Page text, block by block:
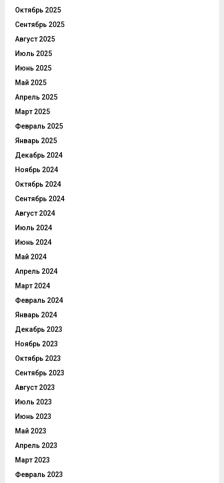
Октябрь 2025
Сентябрь 2025
Август 2025
Июль 2025
Июнь 2025
Май 2025
Апрель 2025
Март 2025
Февраль 2025
Январь 2025
Декабрь 2024
Ноябрь 2024
Октябрь 2024
Сентябрь 2024
Август 2024
Июль 2024
Июнь 2024
Май 2024
Апрель 2024
Март 2024
Февраль 2024
Январь 2024
Декабрь 2023
Ноябрь 2023
Октябрь 2023
Сентябрь 2023
Август 2023
Июль 2023
Июнь 2023
Май 2023
Апрель 2023
Март 2023
Февраль 2023